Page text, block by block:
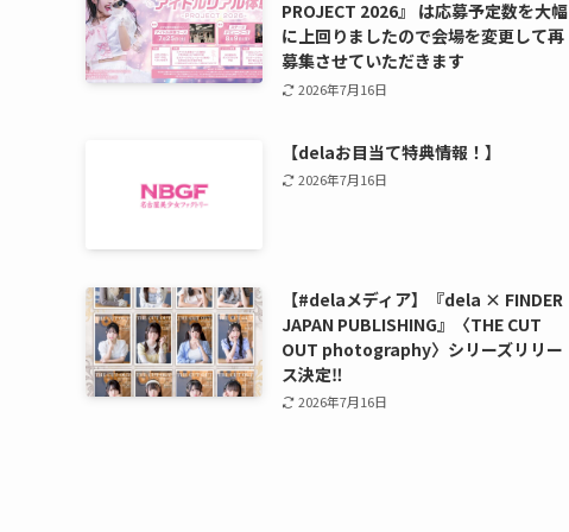
PROJECT 2026』 は応募予定数を大幅
に上回りましたので会場を変更して再
募集させていただきます
2026年7月16日
【delaお目当て特典情報！】
2026年7月16日
【#delaメディア】『dela × FINDER
JAPAN PUBLISHING』〈THE CUT
OUT photography〉シリーズリリー
ス決定‼️
2026年7月16日